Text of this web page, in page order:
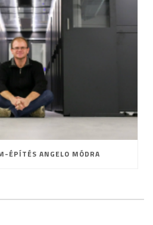
ÉPÍTÉS ANGELO MÓDRA